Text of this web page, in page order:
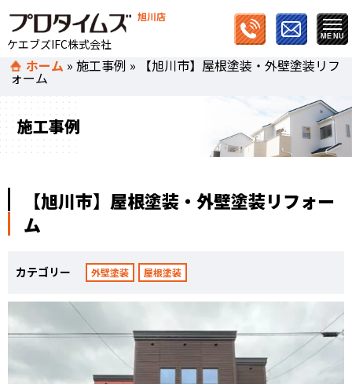
旭川店
ケエブズIFC株式会社
ホーム »施工事例 » 【旭川市】屋根塗装・外壁塗装リフ
ォーム
施工事例
【旭川市】屋根塗装・外壁塗装リフォー
ム
カテゴリー 外壁塗装 屋根塗装